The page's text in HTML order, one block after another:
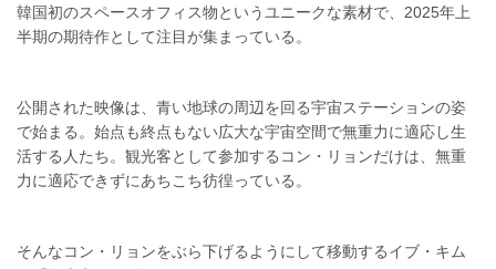
韓国初のスペースオフィス物というユニークな素材で、2025年上
半期の期待作として注目が集まっている。
公開された映像は、青い地球の周辺を回る宇宙ステーションの姿
で始まる。始点も終点もない広大な宇宙空間で無重力に適応し生
活する人たち。観光客として参加するコン・リョンだけは、無重
力に適応できずにあちこち彷徨っている。
そんなコン・リョンをぶら下げるようにして移動するイブ・キム